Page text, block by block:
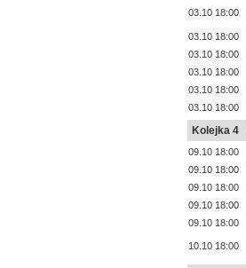
03.10 18:00
03.10 18:00
03.10 18:00
03.10 18:00
03.10 18:00
03.10 18:00
Kolejka 4
09.10 18:00
09.10 18:00
09.10 18:00
09.10 18:00
09.10 18:00
10.10 18:00